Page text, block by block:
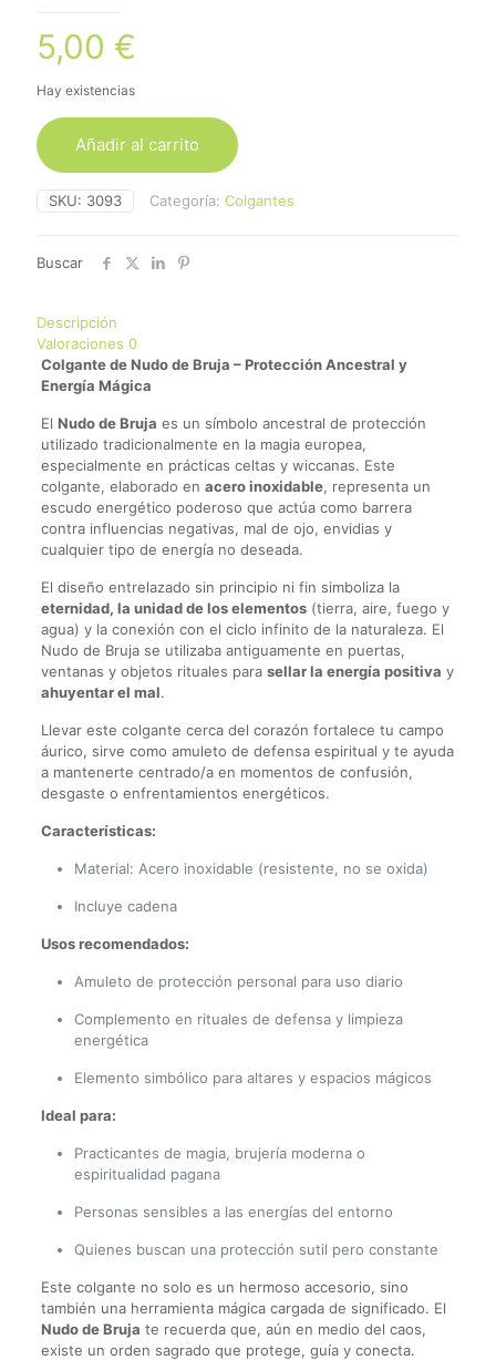
5,00 €
Hay existencias
Añadir al carrito
SKU: 3093 Categoría: Colgantes
Buscar
Descripción
Valoraciones 0
Colgante de Nudo de Bruja – Protección Ancestral y
Energía Mágica
El Nudo de Bruja es un símbolo ancestral de protección
utilizado tradicionalmente en la magia europea,
especialmente en prácticas celtas y wiccanas. Este
colgante, elaborado en acero inoxidable, representa un
escudo energético poderoso que actúa como barrera
contra influencias negativas, mal de ojo, envidias y
cualquier tipo de energía no deseada.
El diseño entrelazado sin principio ni fin simboliza la
eternidad, la unidad de los elementos(tierra, aire, fuego y
agua) y la conexión con el ciclo infinito de la naturaleza. El
Nudo de Bruja se utilizaba antiguamente en puertas,
ventanas y objetos rituales para sellar la energía positiva y
ahuyentar el mal.
Llevar este colgante cerca del corazón fortalece tu campo
áurico, sirve como amuleto de defensa espiritual y te ayuda
a mantenerte centrado/a en momentos de confusión,
desgaste o enfrentamientos energéticos.
Características:
Material: Acero inoxidable (resistente, no se oxida)
Incluye cadena
Usos recomendados:
Amuleto de protección personal para uso diario
Complemento en rituales de defensa y limpieza
energética
Elemento simbólico para altares y espacios mágicos
Ideal para:
Practicantes de magia, brujería moderna o
espiritualidad pagana
Personas sensibles a las energías del entorno
Quienes buscan una protección sutil pero constante
Este colgante no solo es un hermoso accesorio, sino
también una herramienta mágica cargada de significado. El
Nudo de Bruja te recuerda que, aún en medio del caos,
existe un orden sagrado que protege, guía y conecta.